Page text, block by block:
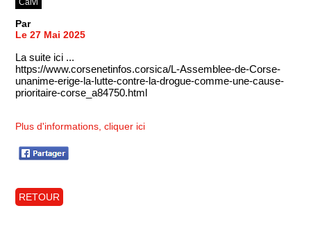
Calvi
Par
Le 27 Mai 2025
La suite ici ...
https://www.corsenetinfos.corsica/L-Assemblee-de-Corse-
unanime-erige-la-lutte-contre-la-drogue-comme-une-cause-
prioritaire-corse_a84750.html
Plus d'informations, cliquer ici
RETOUR